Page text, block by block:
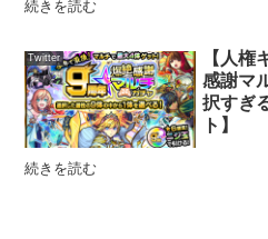
続きを読む
Twitter
【人権
感謝マ
択すぎ
ト】
続きを読む